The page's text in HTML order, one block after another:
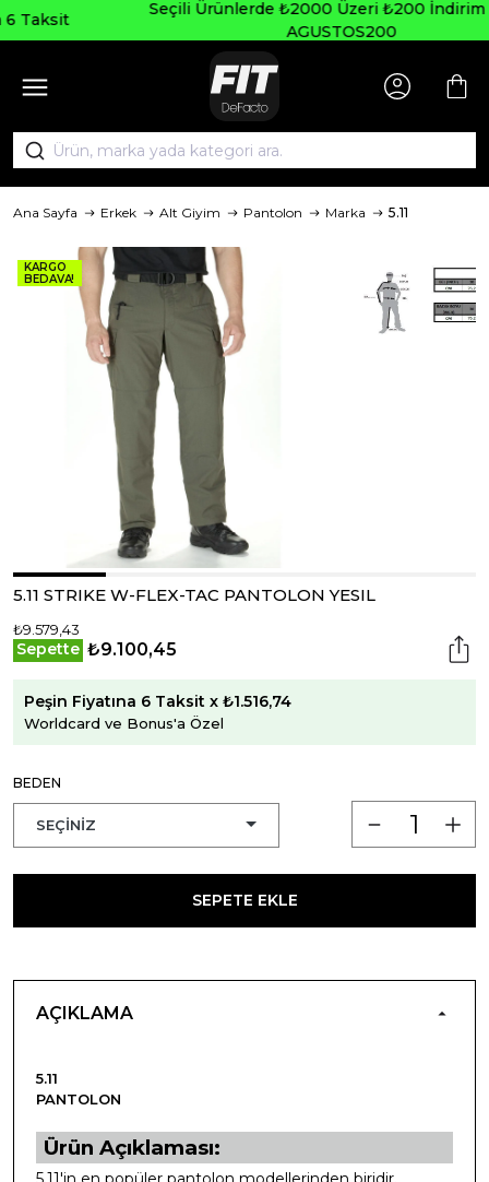
Seçili Ürünlerde ₺2000 Üzeri ₺200 İndirim Kodu:
AGUSTOS200
Ana Sayfa Erkek Alt Giyim Pantolon Marka 5.11
KARGO
BEDAVA!
5.11 STRIKE W-FLEX-TAC PANTOLON YESIL
₺9.579,43
Sepette ₺9.100,45
Peşin Fiyatına 6 Taksit x ₺1.516,74
Worldcard ve Bonus'a Özel
BEDEN
SEPETE EKLE
AÇIKLAMA
5.11
PANTOLON
Ürün Açıklaması: